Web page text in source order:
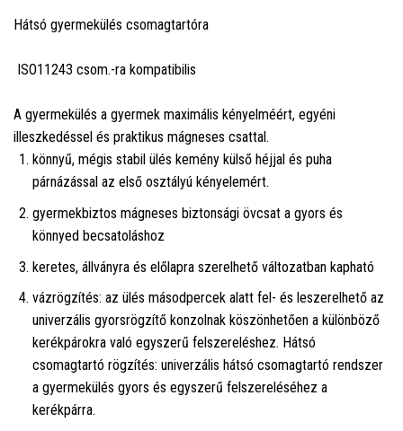
Hátsó gyermekülés csomagtartóra
ISO11243 csom.-ra kompatibilis
A gyermekülés a gyermek maximális kényelméért, egyéni
illeszkedéssel és praktikus mágneses csattal.
könnyű, mégis stabil ülés kemény külső héjjal és puha
párnázással az első osztályú kényelemért.
gyermekbiztos mágneses biztonsági övcsat a gyors és
könnyed becsatoláshoz
keretes, állványra és előlapra szerelhető változatban kapható
vázrögzítés: az ülés másodpercek alatt fel- és leszerelhető az
univerzális gyorsrögzítő konzolnak köszönhetően a különböző
kerékpárokra való egyszerű felszereléshez. Hátsó
csomagtartó rögzítés: univerzális hátsó csomagtartó rendszer
a gyermekülés gyors és egyszerű felszereléséhez a
kerékpárra.